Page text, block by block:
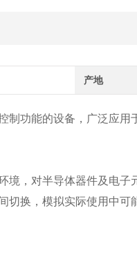
产地
制功能的设备，广泛应
境，对半导体器件及电
切换，模拟实际使用中